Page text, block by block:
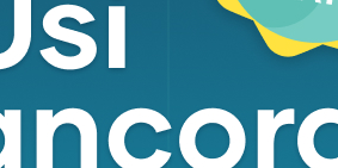
che risponde in tempo
una tradizionale manopola